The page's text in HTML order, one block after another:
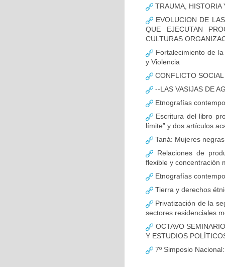
TRAUMA, HISTORIA
EVOLUCION DE
QUE EJECUTAN
CULTURAS
Fortalecimiento de
y Violencia
CONFLICTO
--LAS VASIJAS DE
Etnografías
Escritura del libro
límite” y dos artículos
Taná: Mujeres
Relaciones de
flexible y concentración
Etnografías
Tierra y derechos
Privatización de la
sectores residenciales
OCTAVO
Y ESTUDIOS
7º Simposio